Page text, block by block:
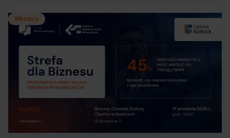
Wkrótce